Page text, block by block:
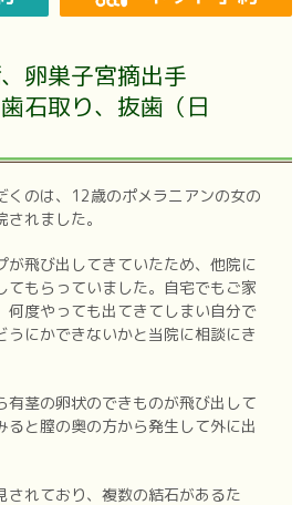
卵巣子宮摘出手
石取り、抜歯（日
くのは、12歳のポメラニアンの女の
れました。
が飛び出してきていたため、他院に
てもらっていました。自宅でもご家
何度やっても出てきてしまい自分で
うにかできないかと当院に相談にき
有茎の卵状のできものが飛び出して
ると膣の奥の方から発生して外に出
されており、複数の結石があるた